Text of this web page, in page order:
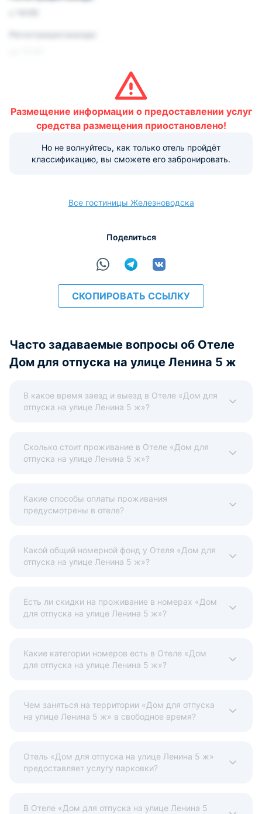
Условия и правила проживания:
Размещение домашних животных не допускается.
Варианты оплаты, доступные на ресепшене:
Этот объект размещения принимает только
Размещение информации о предоставлении услуг
средства размещения приостановлено!
Но не волнуйтесь, как только отель пройдёт
классификацию, вы сможете его забронировать.
Все гостиницы Железноводска
Поделиться
СКОПИРОВАТЬ ССЫЛКУ
Часто задаваемые вопросы об Отеле
Дом для отпуска на улице Ленина 5 ж
В какое время заезд и выезд в Отеле «Дом для
отпуска на улице Ленина 5 ж»?
Сколько стоит проживание в Отеле «Дом для
отпуска на улице Ленина 5 ж»?
Какие способы оплаты проживания
предусмотрены в отеле?
Какой общий номерной фонд у Отеля «Дом для
отпуска на улице Ленина 5 ж»?
Есть ли скидки на проживание в номерах «Дом
для отпуска на улице Ленина 5 ж»?
Какие категории номеров есть в Отеле «Дом
для отпуска на улице Ленина 5 ж»?
Чем заняться на территории «Дом для отпуска
на улице Ленина 5 ж» в свободное время?
Отель «Дом для отпуска на улице Ленина 5 ж»
предоставляет услугу парковки?
В Отеле «Дом для отпуска на улице Ленина 5